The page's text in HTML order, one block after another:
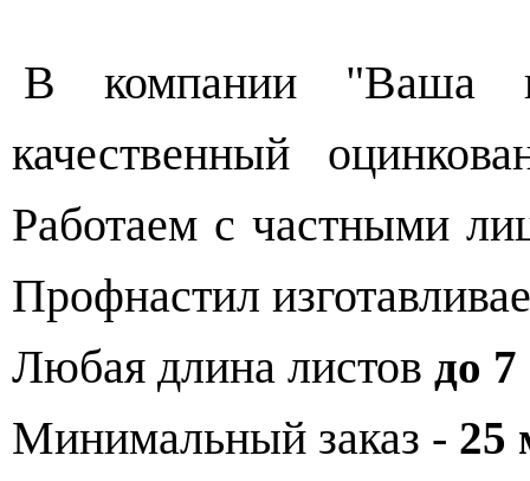
В компании "Ваша
качественный
Работаем с частными
Профнастил
Любая длина листов до
Минимальный заказ - 25